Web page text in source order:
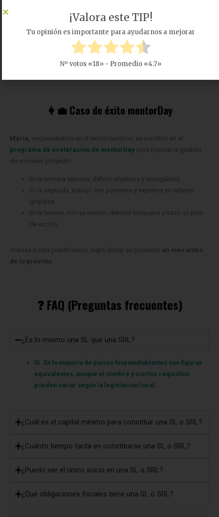
🤝 Enlaces internos
Cómo elegir la forma jurídica de tu empresa (ver+).
Cómo crear una Sociedad Limitada (SL) o alta de
autónomo (ver+).
👩‍💼 Caso de éxito mentorDay
María, emprendedora en el sector turístico, se inscribió en el
programa de aceleración de mentorDay para mejorar la gestión
de un nuevo proyecto.
En la primera semana, definió objetivos y entregables.
En la segunda, trabajó con ponentes y expertos en talleres
grupales.
En la tercera, con su mentor, detectó bloqueos y trazó un plan
de acción.
Gracias a esta planificación, logró lanzar su producto un mes antes
de lo previsto
❓ FAQ (Preguntas frecuentes)
¿Es lo mismo una SL que una SRL?
Sí. En la mayoría de países hispanohablantes son figuras
equivalentes, aunque el nombre y ciertos requisitos
pueden variar según la legislación local.
¿Cuál es el capital mínimo para constituir una SL o SRL?
¿Cuánto tiempo tarda en constituirse una SL o SRL?
¿Puedo ser el único socio en una SL o SRL?
¿Qué obligaciones fiscales tiene una SL o SRL?
¡Valora este TIP!
Tu opinión es importante para ayudarnos a mejorar
Nº votos «18» - Promedio «4.7»